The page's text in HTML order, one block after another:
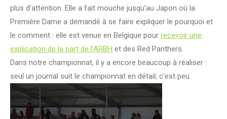
plus d’attention. Elle a fait mouche jusqu’au Japon où la
Première Dame a demandé à se faire expliquer le pourquoi et
le comment : elle est venue en Belgique pour recevoir une
explication de la part de l’ARBH et des Red Panthers.
Dans notre championnat, il y a encore beaucoup à réaliser :
seul un journal suit le championnat en détail; c’est peu.